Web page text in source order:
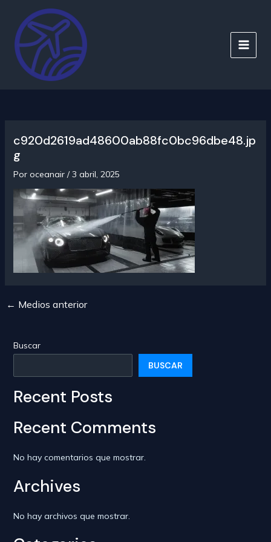
contenido
MAIN
c920d2619ad48600ab88fc0bc96dbe48.jp
g
Por oceanair /3 abril, 2025
Navegación
← Medios anterior
Buscar
BUSCAR
Recent Posts
Recent Comments
No hay comentarios que mostrar.
Archives
No hay archivos que mostrar.